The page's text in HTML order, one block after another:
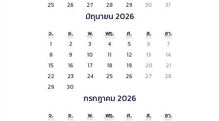
25
26 27 28 29 30 31
มิถุนายน 2026
จ. อ. พ. พฤ. ศ. ส.
อา.
1
2 3 4 5 6
7
8
9 10 11 12 13
14
15
16 17 18 19 20
21
22
23 24 25 26 27
28
29
30
กรกฎาคม 2026
จ. อ. พ. พฤ. ศ. ส.
อา.